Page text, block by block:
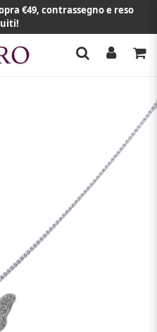
€49, contrassegno e reso